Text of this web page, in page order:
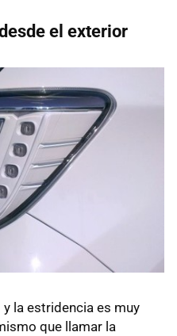
el exterior
la estridencia es muy
que llamar la